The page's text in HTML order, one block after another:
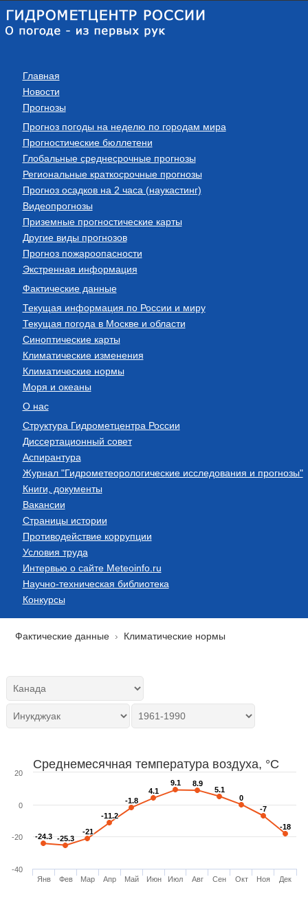
Главная
Новости
Прогнозы
Прогноз погоды на неделю по городам мира
Прогностические бюллетени
Глобальные среднесрочные прогнозы
Региональные краткосрочные прогнозы
Прогноз осадков на 2 часа (наукастинг)
Видеопрогнозы
Приземные прогностические карты
Другие виды прогнозов
Прогноз пожароопасности
Экстренная информация
Фактические данные
Текущая информация по России и миру
Текущая погода в Москве и области
Синоптические карты
Климатические изменения
Климатические нормы
Моря и океаны
О нас
Структура Гидрометцентра России
Диссертационный совет
Аспирантура
Журнал "Гидрометеорологические исследования и прогнозы"
Книги, документы
Вакансии
Страницы истории
Противодействие коррупции
Условия труда
Интервью о сайте Meteoinfo.ru
Научно-техническая библиотека
Конкурсы
Фактические данные Климатические нормы
Среднемесячная температура воздуха, °C
-24.3
-24.3 -25.3
-25.3
-21
-21
-11.2
-11.2
-1.8
-1.8
4.1
4.1
9.1
9.1 8.9
8.9
5.1
5.1
0
0
-7
-7
-18
-18
Янв Фев Мар Апр Май Июн Июл Авг Сен Окт Ноя Дек
-40
-20
0
20